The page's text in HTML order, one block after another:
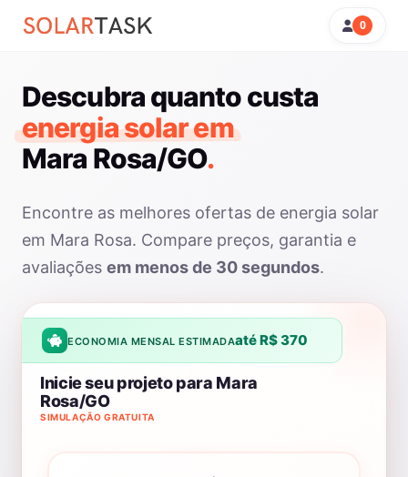
0
Descubra quanto custa
energia solar em
Mara Rosa/GO.
Encontre as melhores ofertas de energia solar
em Mara Rosa. Compare preços, garantia e
avaliações em menos de 30 segundos.
ECONOMIA MENSAL ESTIMADAaté R$ 370
SIMULAÇÃO GRATUITA
Inicie seu projeto para Mara
Rosa/GO